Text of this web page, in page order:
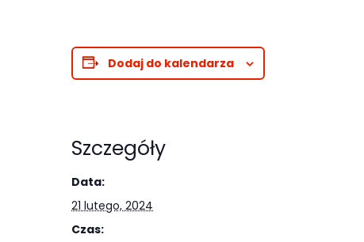
Dodaj do kalendarza
Szczegóły
Data:
21 lutego, 2024
Czas:
strona jest
używana.
Aby nasza
internetowa
działała jak
najlepiej